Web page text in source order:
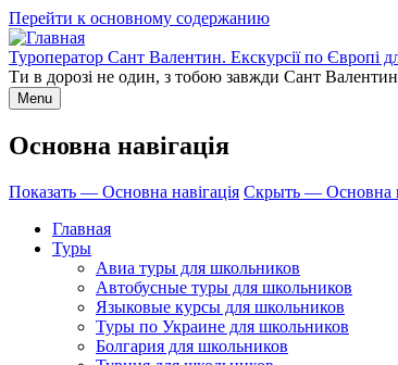
Перейти к основному содержанию
Туроператор Сант Валентин. Екскурсії по Європі
Ти в дорозі не один, з тобою завжди Сант Валентин
Menu
Основна навігація
Показать — Основна навігація Скрыть — Основна
Главная
Туры
Авиа туры для школьников
Автобусные туры для школьников
Языковые курсы для школьников
Туры по Украине для школьников
Болгария для школьников